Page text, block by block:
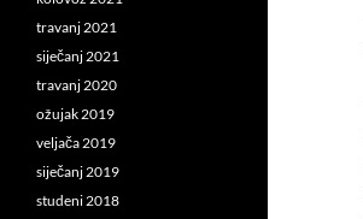
travanj 2021
siječanj 2021
travanj 2020
ožujak 2019
veljača 2019
siječanj 2019
studeni 2018